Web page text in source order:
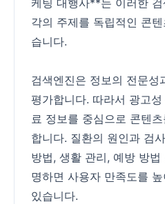
케팅 대행사**는 이러한
각의 주제를 독립적인 콘
습니다.
검색엔진은 정보의 전문성
평가합니다. 따라서 광고
료 정보를 중심으로 콘텐
합니다. 질환의 원인과 검
방법, 생활 관리, 예방 방
명하면 사용자 만족도를
있습니다.